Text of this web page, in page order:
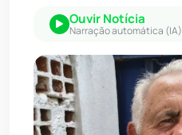
Ouvir Notícia
Narração automática (IA)